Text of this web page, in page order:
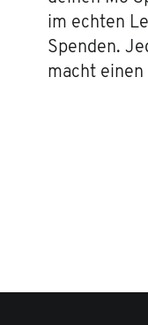
im echten
Spenden.
macht